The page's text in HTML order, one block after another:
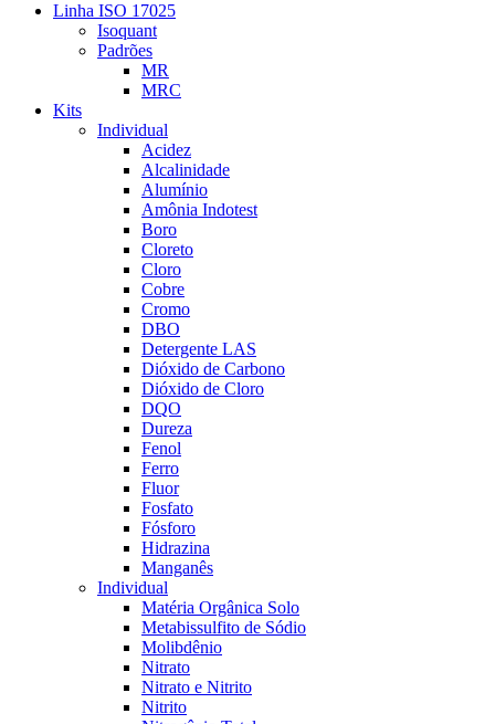
Linha ISO 17025
Isoquant
Padrões
MR
MRC
Kits
Individual
Acidez
Alcalinidade
Alumínio
Amônia Indotest
Boro
Cloreto
Cloro
Cobre
Cromo
DBO
Detergente LAS
Dióxido de Carbono
Dióxido de Cloro
DQO
Dureza
Fenol
Ferro
Fluor
Fosfato
Fósforo
Hidrazina
Manganês
Individual
Matéria Orgânica Solo
Metabissulfito de Sódio
Molibdênio
Nitrato
Nitrato e Nitrito
Nitrito